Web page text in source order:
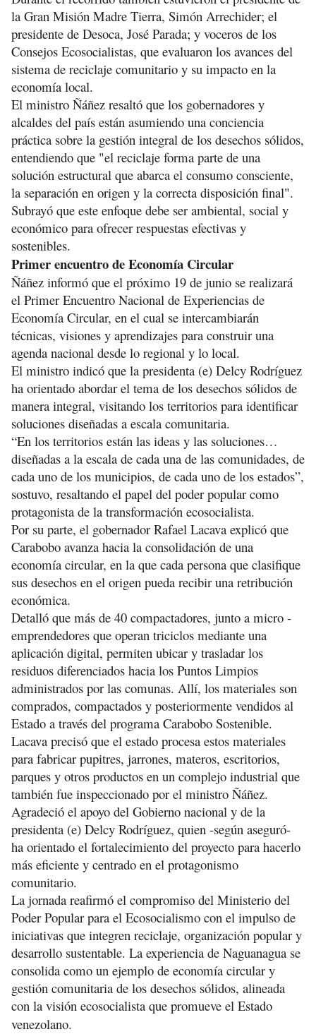
la Gran Misión Madre Tierra, Simón Arrechider; el
presidente de Desoca, José Parada; y voceros de los
Consejos Ecosocialistas, que evaluaron los avances del
sistema de reciclaje comunitario y su impacto en la
economía local.
El ministro Ñáñez resaltó que los gobernadores y
alcaldes del país están asumiendo una conciencia
práctica sobre la gestión integral de los desechos sólidos,
entendiendo que "el reciclaje forma parte de una
solución estructural que abarca el consumo consciente,
la separación en origen y la correcta disposición final".
Subrayó que este enfoque debe ser ambiental, social y
económico para ofrecer respuestas efectivas y
sostenibles.
Primer encuentro de Economía Circular
Ñáñez informó que el próximo 19 de junio se realizará
el Primer Encuentro Nacional de Experiencias de
Economía Circular, en el cual se intercambiarán
técnicas, visiones y aprendizajes para construir una
agenda nacional desde lo regional y lo local.
El ministro indicó que la presidenta (e) Delcy Rodríguez
ha orientado abordar el tema de los desechos sólidos de
manera integral, visitando los territorios para identificar
soluciones diseñadas a escala comunitaria.
“En los territorios están las ideas y las soluciones…
diseñadas a la escala de cada una de las comunidades, de
cada uno de los municipios, de cada uno de los estados”,
sostuvo, resaltando el papel del poder popular como
protagonista de la transformación ecosocialista.
Por su parte, el gobernador Rafael Lacava explicó que
Carabobo avanza hacia la consolidación de una
economía circular, en la que cada persona que clasifique
sus desechos en el origen pueda recibir una retribución
económica.
Detalló que más de 40 compactadores, junto a micro -
emprendedores que operan triciclos mediante una
aplicación digital, permiten ubicar y trasladar los
residuos diferenciados hacia los Puntos Limpios
administrados por las comunas. Allí, los materiales son
comprados, compactados y posteriormente vendidos al
Estado a través del programa Carabobo Sostenible.
Lacava precisó que el estado procesa estos materiales
para fabricar pupitres, jarrones, materos, escritorios,
parques y otros productos en un complejo industrial que
también fue inspeccionado por el ministro Ñáñez.
Agradeció el apoyo del Gobierno nacional y de la
presidenta (e) Delcy Rodríguez, quien -según aseguró-
ha orientado el fortalecimiento del proyecto para hacerlo
más eficiente y centrado en el protagonismo
comunitario.
La jornada reafirmó el compromiso del Ministerio del
Poder Popular para el Ecosocialismo con el impulso de
iniciativas que integren reciclaje, organización popular y
desarrollo sustentable. La experiencia de Naguanagua se
consolida como un ejemplo de economía circular y
gestión comunitaria de los desechos sólidos, alineada
con la visión ecosocialista que promueve el Estado
venezolano.